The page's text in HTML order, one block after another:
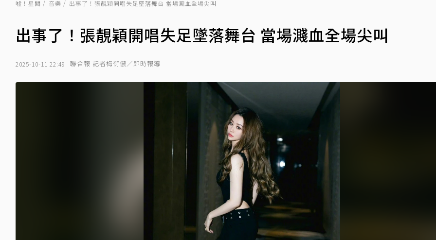
噓！星聞 音樂 出事了！張靚穎開唱失足墜落舞台 當場濺血全場尖叫
出事了！張靚穎開唱失足墜落舞台 當場濺血全場尖叫
2025-10-11 22:49 聯合報 記者梅衍儂／即時報導